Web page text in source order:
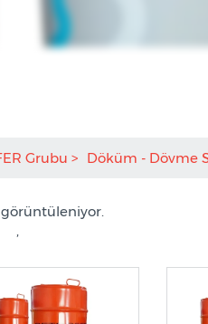
Grubu Döküm - Dövme
,